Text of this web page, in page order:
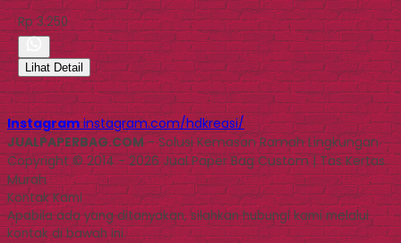
Rp 3.250
Lihat Detail
Instagram instagram.com/hdkreasi/
JUALPAPERBAG.COM- Solusi Kemasan Ramah Lingkungan
Copyright © 2014 - 2026 Jual Paper Bag Custom | Tas Kertas
Murah
Kontak Kami
Apabila ada yang ditanyakan, silahkan hubungi kami melalui
kontak di bawah ini.